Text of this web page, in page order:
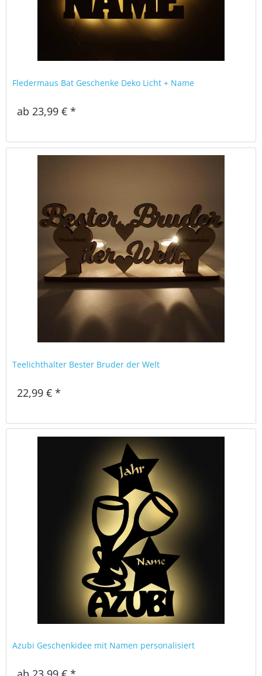
Fledermaus Bat Geschenke Deko Licht + Name
ab 23,99 € *
Teelichthalter Bester Bruder der Welt
22,99 € *
Azubi Geschenkidee mit Namen personalisiert